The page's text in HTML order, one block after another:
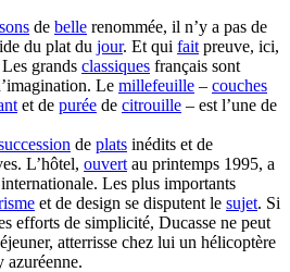
de belle renommée, il n’y a pas de
du plat du jour. Et qui fait preuve, ici,
grands classiques français sont
Le millefeuille – couches
et de purée de citrouille – est l’une de
de plats inédits et de
L’hôtel, ouvert au printemps 1995, a
Les plus importants
et de design se disputent le sujet. Si
efforts de simplicité, Ducasse ne peut
atterrisse chez lui un hélicoptère
azuréenne.